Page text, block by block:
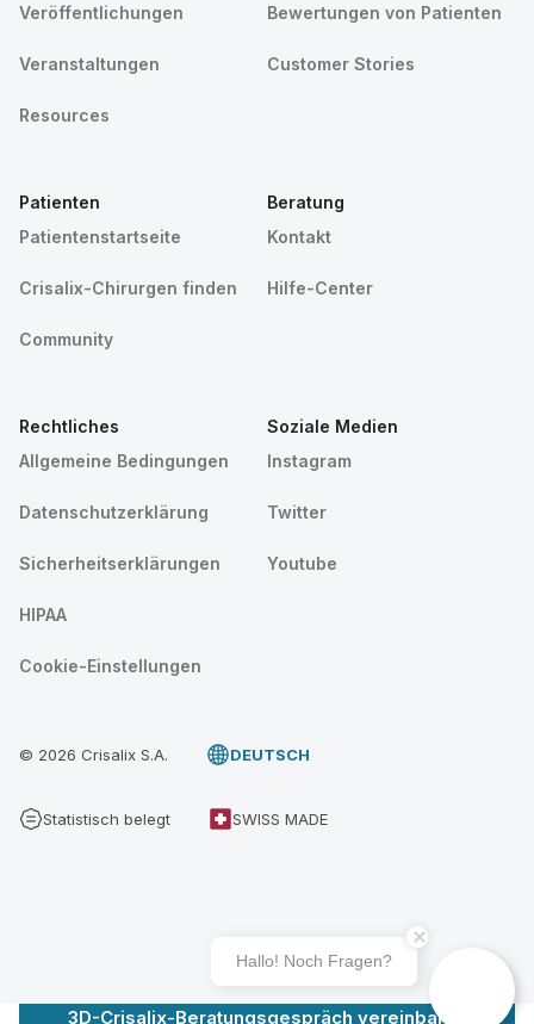
3D-Crisalix-Beratungsgespräch vereinbaren
Veröffentlichungen
Veranstaltungen
Resources
Bewertungen von Patienten
Customer Stories
Patienten
Patientenstartseite
Crisalix-Chirurgen finden
Community
Beratung
Kontakt
Hilfe-Center
Rechtliches
Allgemeine Bedingungen
Datenschutzerklärung
Sicherheitserklärungen
HIPAA
Cookie-Einstellungen
Soziale Medien
Instagram
Twitter
Youtube
© 2026 Crisalix S.A. DEUTSCH
Statistisch belegt SWISS MADE
Hallo! Noch Fragen?